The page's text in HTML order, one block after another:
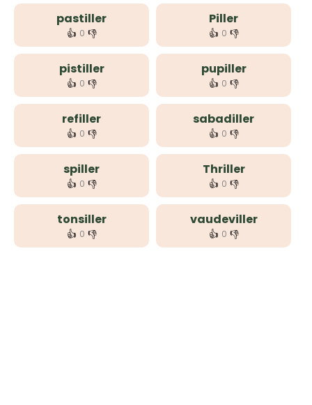
pastiller
👍 0 👎
Piller
👍 0 👎
pistiller
👍 0 👎
pupiller
👍 0 👎
refiller
👍 0 👎
sabadiller
👍 0 👎
spiller
👍 0 👎
Thriller
👍 0 👎
tonsiller
👍 0 👎
vaudeviller
👍 0 👎